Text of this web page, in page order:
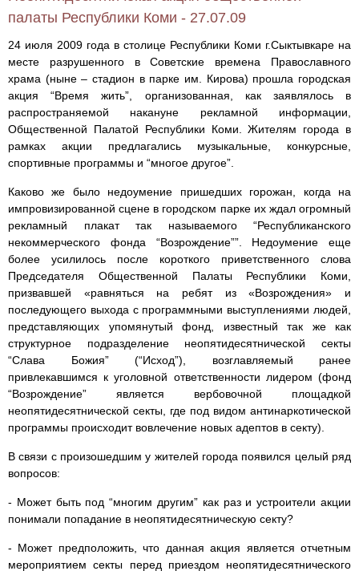
палаты Республики Коми - 27.07.09
24 июля 2009 года в столице Республики Коми г.Сыктывкаре на
месте разрушенного в Советские времена Православного
храма (ныне – стадион в парке им. Кирова) прошла городская
акция “Время жить”, организованная, как заявлялось в
распространяемой накануне рекламной информации,
Общественной Палатой Республики Коми. Жителям города в
рамках акции предлагались музыкальные, конкурсные,
спортивные программы и “многое другое”.
Каково же было недоумение пришедших горожан, когда на
импровизированной сцене в городском парке их ждал огромный
рекламный плакат так называемого “Республиканского
некоммерческого фонда “Возрождение””. Недоумение еще
более усилилось после короткого приветственного слова
Председателя Общественной Палаты Республики Коми,
призвавшей «равняться на ребят из «Возрождения» и
последующего выхода с программными выступлениями людей,
представляющих упомянутый фонд, известный так же как
структурное подразделение неопятидесятнической секты
“Слава Божия” (“Исход”), возглавляемый ранее
привлекавшимся к уголовной ответственности лидером (фонд
“Возрождение” является вербовочной площадкой
неопятидесятнической секты, где под видом антинаркотической
программы происходит вовлечение новых адептов в секту).
В связи с произошедшим у жителей города появился целый ряд
вопросов:
- Может быть под “многим другим” как раз и устроители акции
понимали попадание в неопятидесятническую секту?
- Может предположить, что данная акция является отчетным
мероприятием секты перед приездом неопятидесятнического